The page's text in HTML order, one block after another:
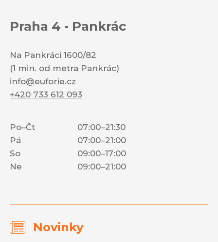
Praha 4 - Pankrác
Na Pankráci 1600/82
(1 min. od metra Pankrác)
info@euforie.cz
+420 733 612 093
Po–Čt
07:00–21:30
Pá
07:00–21:00
So
09:00–17:00
Ne
09:00–21:00
Novinky